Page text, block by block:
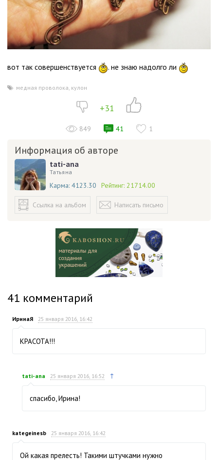
вот так совершенствуется . не знаю надолго ли
медная проволока, кулон
+31
849 41 1
Информация об авторе
tati-ana
Татьяна
Карма: 4123.30 Рейтинг: 21714.00
Ссылка на альбом Написать письмо
41 комментарий
ИринаЯ 25 января 2016, 16:42
КРАСОТА!!!
tati-ana 25 января 2016, 16:52 ↑
спасибо, Ирина!
kategeinesb 25 января 2016, 16:42
Ой какая прелесть! Такими штучками нужно